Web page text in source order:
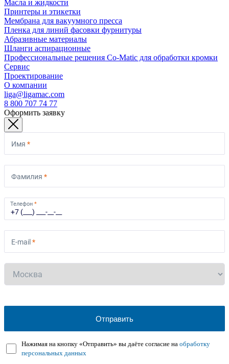
Масла и жидкости
Принтеры и этикетки
Мембрана для вакуумного пресса
Пленка для линий фасовки фурнитуры
Абразивные материалы
Шланги аспирационные
Профессиональные решения Co-Matic для обработки кромки
Сервис
Проектирование
О компании
liga@ligamac.com
8 800 707 74 77
Оформить заявку
Имя *
Фамилия *
Телефон *
E-mail *
Нажимая на кнопку «Отправить» вы даёте согласие на обработку
персональных данных